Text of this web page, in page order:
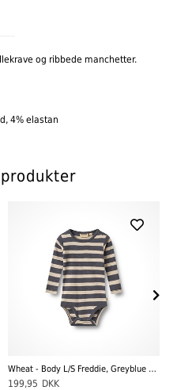
og ribbede manchetter.
4% elastan
Wheat - Body L/S Freddie, Greyblue Stripe
199,95 DKK